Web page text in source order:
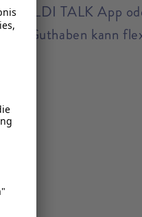
ALDI TALK App
Guthaben kann